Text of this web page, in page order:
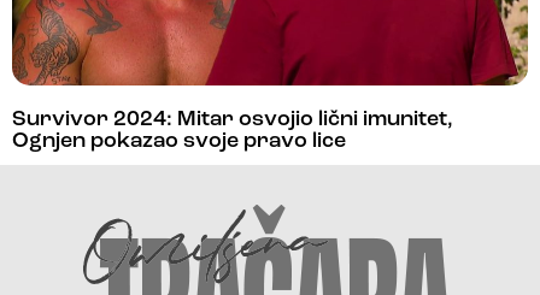
Survivor 2024: Mitar osvojio lični imunitet,
Ognjen pokazao svoje pravo lice